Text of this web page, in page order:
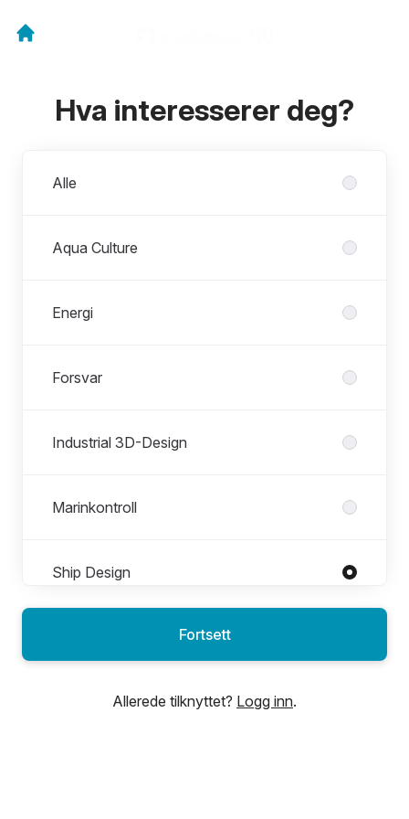
Hva interesserer deg?
Alle
Aqua Culture
Energi
Forsvar
Industrial 3D-Design
Marinkontroll
Ship Design
Fortsett
Allerede tilknyttet? Logg inn.